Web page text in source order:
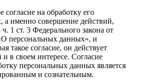
согласие на обработку его
а именно совершение действий,
1 ст. 3 Федерального закона от
персональных данных», и
такое согласие, он действует
в своем интересе. Согласие
персональных данных является
и сознательным.